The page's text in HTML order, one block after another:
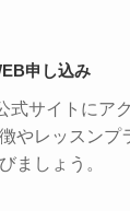
申し込み
式サイトにア
やレッスンプ
ましょう。